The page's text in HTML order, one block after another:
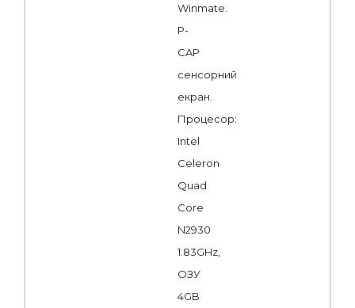
Winmate.
P-
CAP
сенсорний
екран.
Процесор:
Intel
Celeron
Quad
Core
N2930
1.83GHz,
ОЗУ
4GB